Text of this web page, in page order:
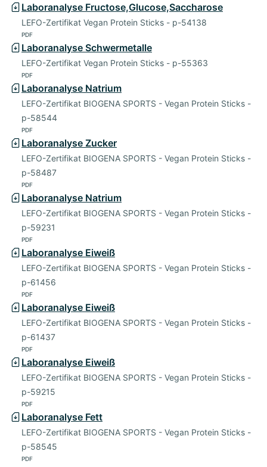
Laboranalyse Fructose,Glucose,Saccharose
LEFO-Zertifikat Vegan Protein Sticks - p-54138
PDF
Laboranalyse Schwermetalle
LEFO-Zertifikat Vegan Protein Sticks - p-55363
PDF
Laboranalyse Natrium
LEFO-Zertifikat BIOGENA SPORTS - Vegan Protein Sticks -
p-58544
PDF
Laboranalyse Zucker
LEFO-Zertifikat BIOGENA SPORTS - Vegan Protein Sticks -
p-58487
PDF
Laboranalyse Natrium
LEFO-Zertifikat BIOGENA SPORTS - Vegan Protein Sticks -
p-59231
PDF
Laboranalyse Eiweiß
LEFO-Zertifikat BIOGENA SPORTS - Vegan Protein Sticks -
p-61456
PDF
Laboranalyse Eiweiß
LEFO-Zertifikat BIOGENA SPORTS - Vegan Protein Sticks -
p-61437
PDF
Laboranalyse Eiweiß
LEFO-Zertifikat BIOGENA SPORTS - Vegan Protein Sticks -
p-59215
PDF
Laboranalyse Fett
LEFO-Zertifikat BIOGENA SPORTS - Vegan Protein Sticks -
p-58545
PDF